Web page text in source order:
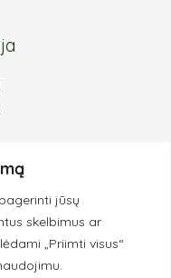
jūsų
skelbimus ar
„Priimti visus“